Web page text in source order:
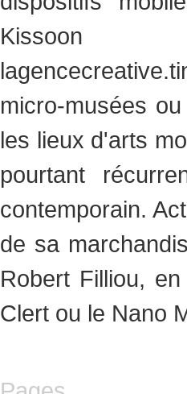
micro-musées
les lieux d'arts
pourtant
contemporain.
de sa
Robert Filliou,
Clert ou le Nano